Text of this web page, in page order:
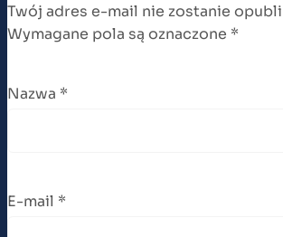
Twój adres e-mail nie zostanie
Wymagane pola są oznaczone *
Nazwa *
E-mail *